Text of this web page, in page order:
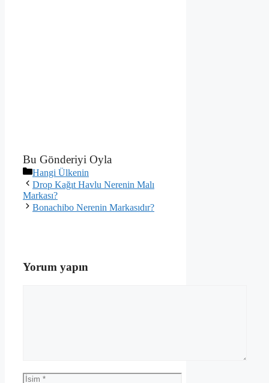
Bu Gönderiyi Oyla
Kategoriler
Hangi Ülkenin
Drop Kağıt Havlu Nerenin Malı
Markası?
Bonachibo Nerenin Markasıdır?
Yorum yapın
İsim